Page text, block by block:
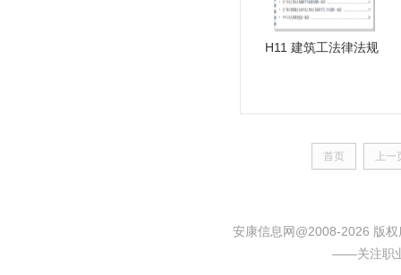
H11 建筑工法律法规
首页 上一
安康信息网@2008-2026 版
——关注职